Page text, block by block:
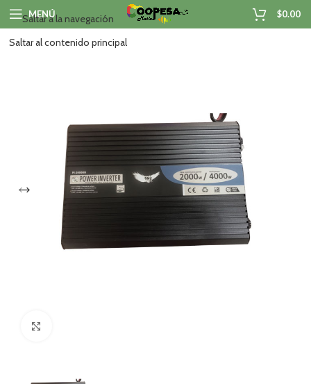
Saltar a la navegación
Saltar al contenido principal
MENÚ $0.00